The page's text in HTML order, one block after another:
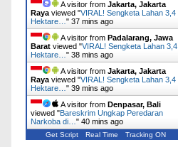
A visitor from Jakarta, Jakarta
Raya viewed "VIRAL! Sengketa Lahan 3,4
Hektare… " 37 mins ago
A visitor from Padalarang, Jawa
Barat viewed "VIRAL! Sengketa Lahan 3,4
Hektare… " 38 mins ago
A visitor from Jakarta, Jakarta
Raya viewed "VIRAL! Sengketa Lahan 3,4
Hektare… " 39 mins ago
A visitor from Denpasar, Bali
viewed "Bareskrim Ungkap Peredaran
Narkoba di… " 40 mins ago
Get Script Real Time Tracking ON